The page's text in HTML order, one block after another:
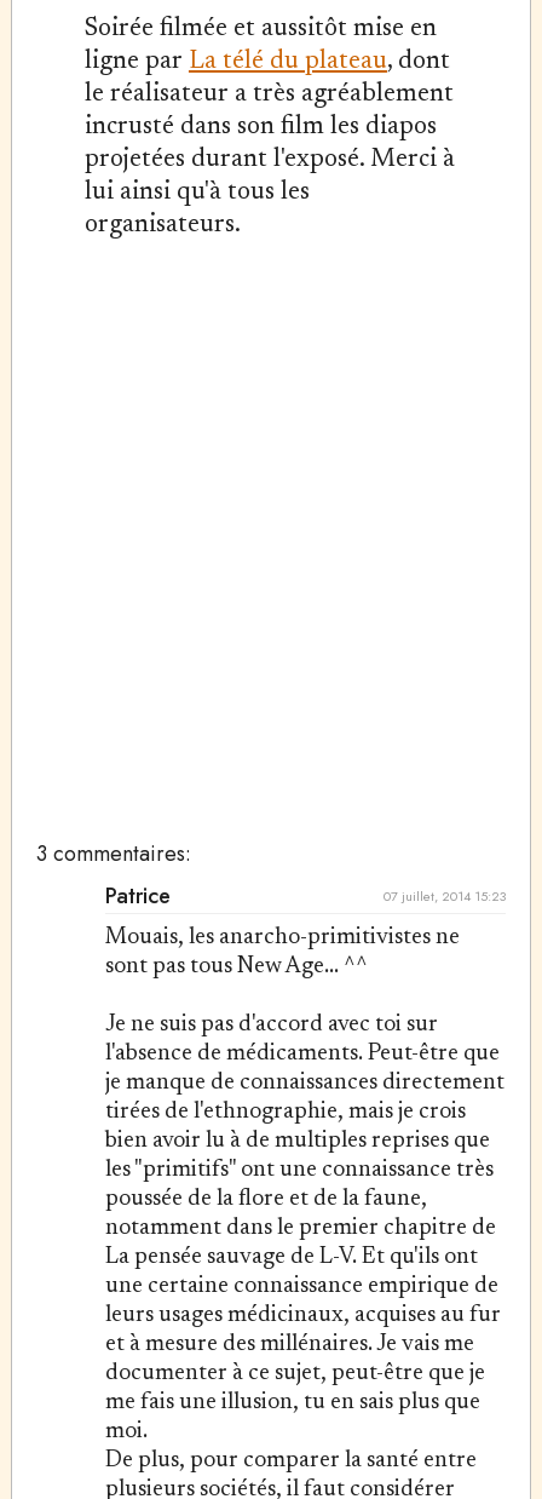
Soirée filmée et aussitôt mise en
ligne par La télé du plateau, dont
le réalisateur a très agréablement
incrusté dans son film les diapos
projetées durant l'exposé. Merci à
lui ainsi qu'à tous les
organisateurs.
3 commentaires:
Patrice
07 juillet, 2014 15:23
Mouais, les anarcho-primitivistes ne
sont pas tous New Age... ^^
Je ne suis pas d'accord avec toi sur
l'absence de médicaments. Peut-être que
je manque de connaissances directement
tirées de l'ethnographie, mais je crois
bien avoir lu à de multiples reprises que
les "primitifs" ont une connaissance très
poussée de la flore et de la faune,
notamment dans le premier chapitre de
La pensée sauvage de L-V. Et qu'ils ont
une certaine connaissance empirique de
leurs usages médicinaux, acquises au fur
et à mesure des millénaires. Je vais me
documenter à ce sujet, peut-être que je
me fais une illusion, tu en sais plus que
moi.
De plus, pour comparer la santé entre
plusieurs sociétés, il faut considérer